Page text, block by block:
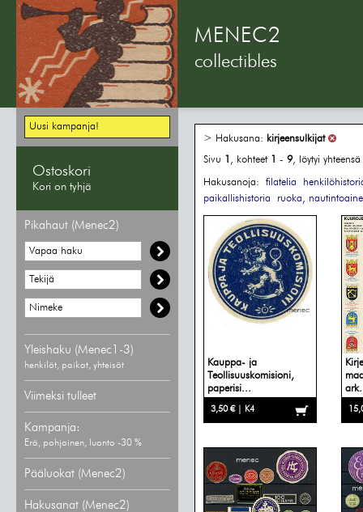
MENEC2
collectibles
Uusi kampanja!
Ostoskori
Kori on tyhjä
Pikahaut (Menec2)
Yleishaku (Menec1-3)
henkilöt, paikat, yhteisöt
Viimeksi tulleet
Kampanja:
Erä, pohjoinen, luonto -30 %
Pääluokat (Menec2)
Hakusanat (Menec2)
> Hakusana: kirjeensulkijat
Sivu 1 , kohteet 1 - 9, löytyi yhteensä
Hakusanoja: filatelia
paikallishistoria
ruoka,
Kauppa- ja
Teollisuuskomisioni,
paperisi...
3,50 € | K4